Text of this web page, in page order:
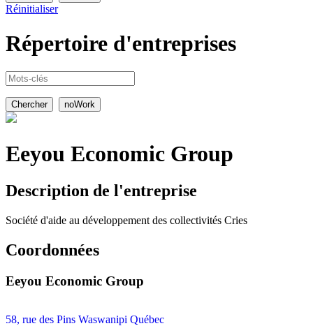
Réinitialiser
Répertoire d'entreprises
Eeyou Economic Group
Description de l'entreprise
Société d'aide au développement des collectivités Cries
Coordonnées
Eeyou Economic Group
58, rue des Pins Waswanipi Québec